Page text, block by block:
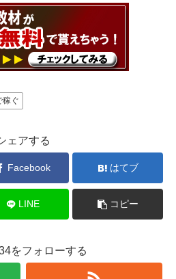
稼ぐ
ェアする
Facebook はてブ
LINE コピー
をフォローする